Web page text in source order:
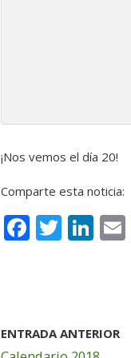
¡Nos vemos el día 20!
Comparte esta noticia:
F
b
T
r
Li
dI
ENTRADA ANTERIOR